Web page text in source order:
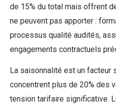
de 15% du total mais offrent
ne peuvent pas apporter :
processus qualité audités,
engagements contractuels
La saisonnalité est un facteur
concentrent plus de 20% des
tension tarifaire significative.